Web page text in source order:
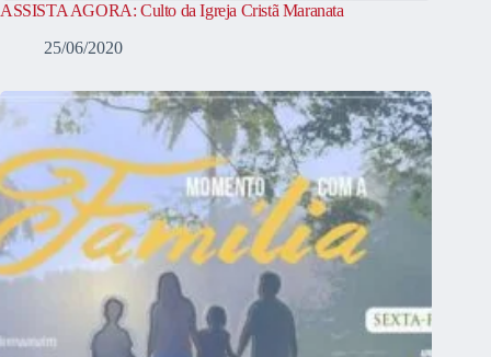
ASSISTA AGORA: Culto da Igreja Cristã Maranata
25/06/2020